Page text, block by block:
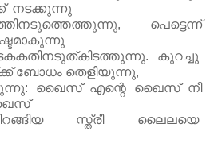
നടക്കുന്നു
പെട്ടെന്ന്
കുറച്ചു
ബോധം തെളിയുന്നു,
ഖൈസ് എന്റെ ഖൈസ് നീ
സ്ത്രീ ലൈലയെ